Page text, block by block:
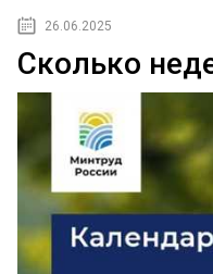
26.06.2025
Сколько